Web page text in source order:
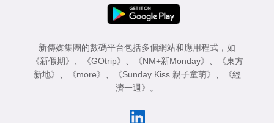
新傳媒集團的數碼平台包括多個網站和應用程式，如
《新假期》
《GOtrip》 《NM+新Monday》
《東方
新地》
《more》 《Sunday Kiss 親子童萌》
《經
濟一週》
。